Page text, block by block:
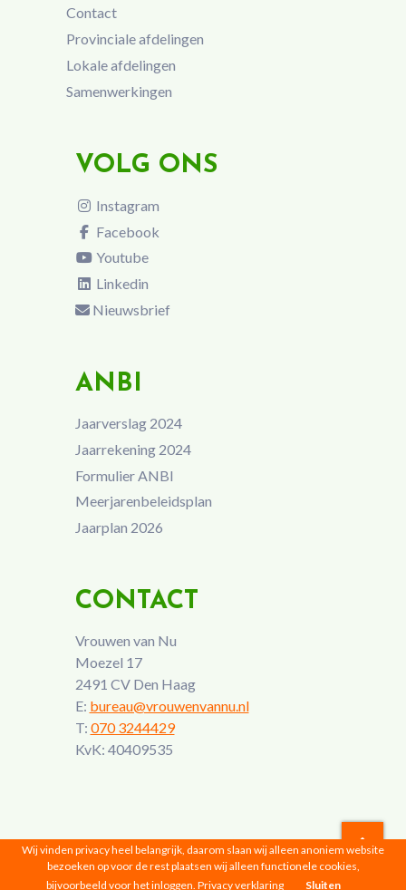
Contact
Provinciale afdelingen
Lokale afdelingen
Samenwerkingen
VOLG ONS
Instagram
Facebook
Youtube
Linkedin
Nieuwsbrief
ANBI
Jaarverslag 2024
Jaarrekening 2024
Formulier ANBI
Meerjarenbeleidsplan
Jaarplan 2026
CONTACT
Vrouwen van Nu
Moezel 17
2491 CV Den Haag
E: bureau@vrouwenvannu.nl
T: 070 3244429
KvK: 40409535
Vrouwen van Nu © 2026 |Privacyverklaring
Wij vinden privacy heel belangrijk, daarom slaan wij alleen anoniem website
bezoeken op voor de rest plaatsen wij alleen functionele cookies,
bijvoorbeeld voor het inloggen. Privacy verklaring Sluiten